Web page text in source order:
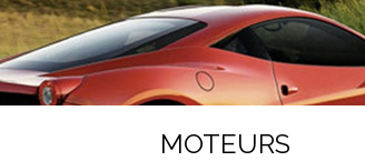
MOTEURS